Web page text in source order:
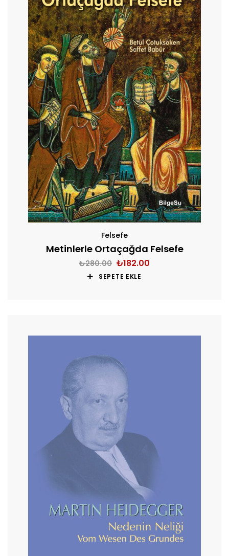
Felsefe
Metinlerle Ortaçağda Felsefe
₺280.00 ₺182.00
SEPETE EKLE